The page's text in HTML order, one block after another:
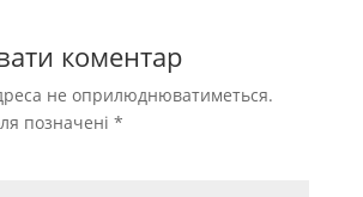
коментар
не оприлюднюватиметься.
позначені *